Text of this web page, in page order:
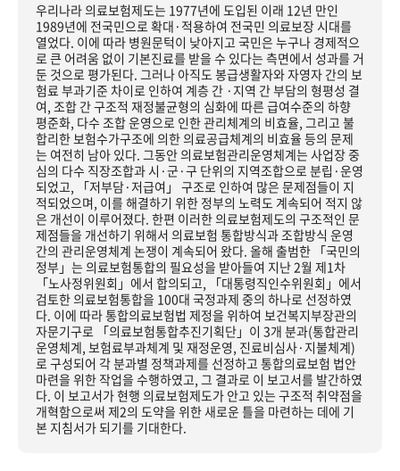
우리나라 의료보험제도는 1977년에 도입된 이래 12년 만인
1989년에 전국민으로 확대·적용하여 전국민 의료보장 시대를
열었다. 이에 따라 병원문턱이 낮아지고 국민은 누구나 경제적으
로 큰 어려움 없이 기본진료를 받을 수 있다는 측면에서 성과를 거
둔 것으로 평가된다. 그러나 아직도 봉급생활자와 자영자 간의 보
험료 부과기준 차이로 인하여 계층 간 ·지역 간 부담의 형평성 결
여, 조합 간 구조적 재정불균형의 심화에 따른 급여수준의 하향
평준화, 다수 조합 운영으로 인한 관리체계의 비효율, 그리고 불
합리한 보험수가구조에 의한 의료공급체계의 비효율 등의 문제
는 여전히 남아 있다. 그동안 의료보험관리운영체계는 사업장 중
심의 다수 직장조합과 시·군·구 단위의 지역조합으로 분립·운영
되었고, 「저부담·저급여」 구조로 인하여 많은 문제점들이 지
적되었으며, 이를 해결하기 위한 정부의 노력도 계속되어 적지 않
은 개선이 이루어졌다. 한편 이러한 의료보험제도의 구조적인 문
제점들을 개선하기 위해서 의료보험 통합방식과 조합방식 운영
간의 관리운영체계 논쟁이 계속되어 왔다. 올해 출범한 「국민의
정부」는 의료보험통합의 필요성을 받아들여 지난 2월 제1차
「노사정위원회」에서 합의되고, 「대통령직인수위원회」에서
검토한 의료보험통합을 100대 국정과제 중의 하나로 선정하였
다. 이에 따라 통합의료보험법 제정을 위하여 보건복지부장관의
자문기구로 「의료보험통합추진기획단」이 3개 분과(통합관리
운영체계, 보험료부과체계 및 재정운영, 진료비심사·지불체계)
로 구성되어 각 분과별 정책과제를 선정하고 통합의료보험 법안
마련을 위한 작업을 수행하였고, 그 결과로 이 보고서를 발간하였
다. 이 보고서가 현행 의료보험제도가 안고 있는 구조적 취약점을
개혁함으로써 제2의 도약을 위한 새로운 틀을 마련하는 데에 기
본 지침서가 되기를 기대한다.